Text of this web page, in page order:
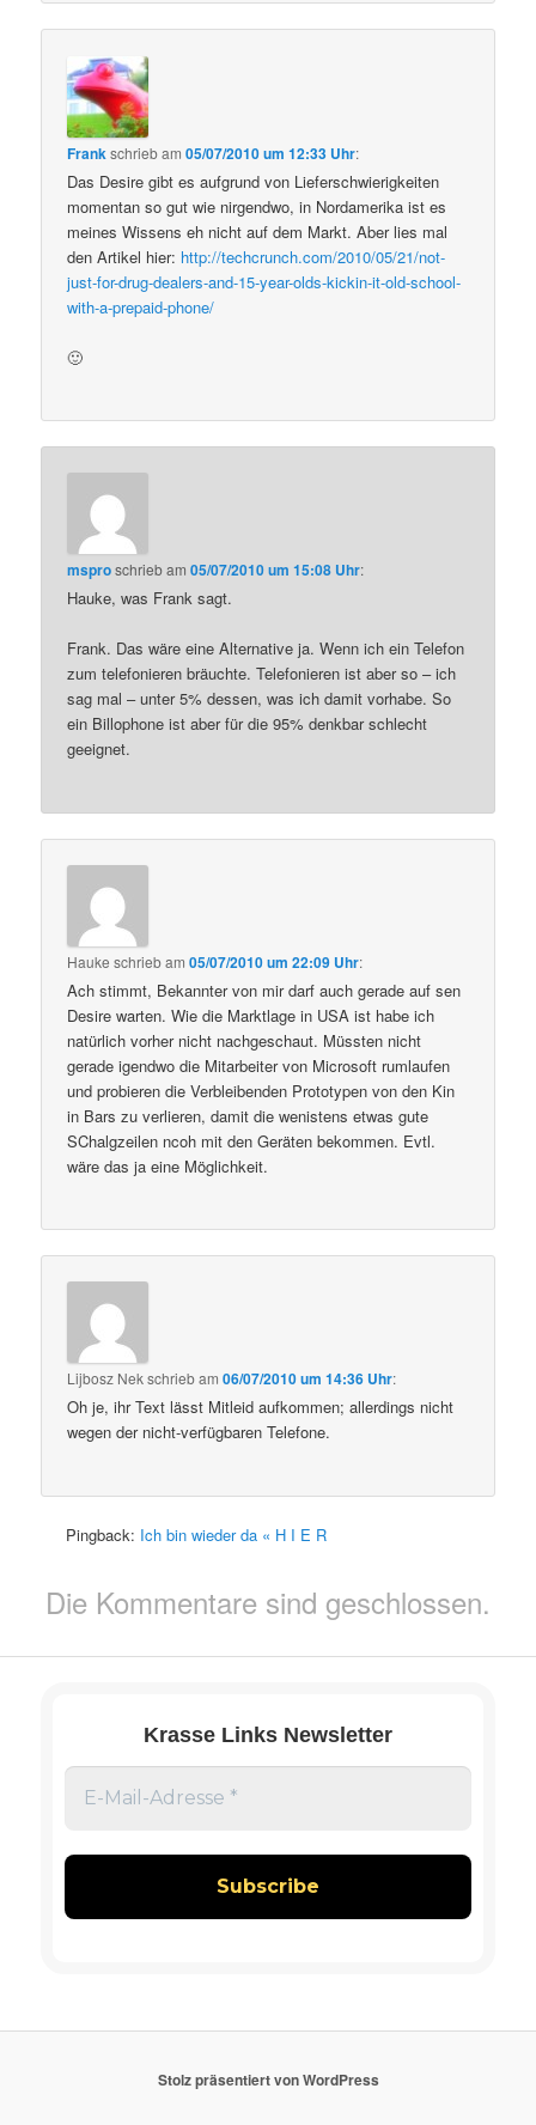
Frank schriebam05/07/2010 um 12:33 Uhr:
Das Desire gibt es aufgrund von Lieferschwierigkeiten
momentan so gut wie nirgendwo, in Nordamerika ist es
meines Wissens eh nicht auf dem Markt. Aber lies mal
den Artikel hier: http://techcrunch.com/2010/05/21/not-
just-for-drug-dealers-and-15-year-olds-kickin-it-old-school-
with-a-prepaid-phone/
🙂
msproschriebam05/07/2010 um 15:08 Uhr:
Hauke, was Frank sagt.
Frank. Das wäre eine Alternative ja. Wenn ich ein Telefon
zum telefonieren bräuchte. Telefonieren ist aber so – ich
sag mal – unter 5% dessen, was ich damit vorhabe. So
ein Billophone ist aber für die 95% denkbar schlecht
geeignet.
Hauke schriebam05/07/2010 um 22:09 Uhr:
Ach stimmt, Bekannter von mir darf auch gerade auf sen
Desire warten. Wie die Marktlage in USA ist habe ich
natürlich vorher nicht nachgeschaut. Müssten nicht
gerade igendwo die Mitarbeiter von Microsoft rumlaufen
und probieren die Verbleibenden Prototypen von den Kin
in Bars zu verlieren, damit die wenistens etwas gute
SChalgzeilen ncoh mit den Geräten bekommen. Evtl.
wäre das ja eine Möglichkeit.
Lijbosz Nekschriebam06/07/2010 um 14:36 Uhr:
Oh je, ihr Text lässt Mitleid aufkommen; allerdings nicht
wegen der nicht-verfügbaren Telefone.
Pingback: Ich bin wieder da « H I E R
Die Kommentare sind geschlossen.
Krasse Links Newsletter
Stolz präsentiert von WordPress